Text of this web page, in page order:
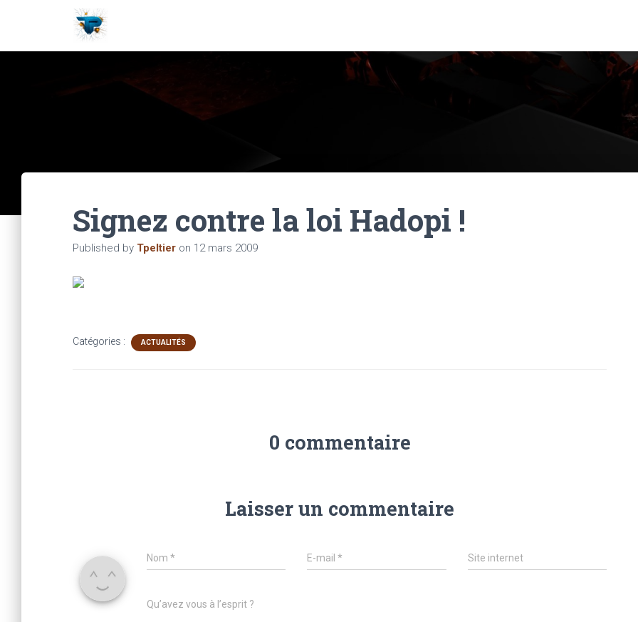
Signez contre la loi Hadopi !
Published by Tpeltier on 12 mars 2009
Catégories : ACTUALITÉS
0 commentaire
Laisser un commentaire
Nom * E-mail* Site internet
Qu’avez vous à l’esprit ?